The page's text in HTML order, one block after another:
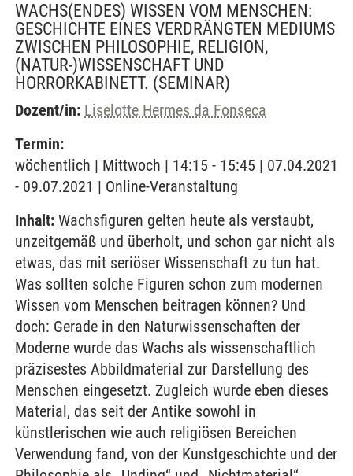
WACHS(ENDES) WISSEN VOM MENSCHEN:
GESCHICHTE EINES VERDRÄNGTEN MEDIUMS
ZWISCHEN PHILOSOPHIE, RELIGION,
(NATUR-)WISSENSCHAFT UND
HORRORKABINETT. (SEMINAR)
Dozent/in: Liselotte Hermes da Fonseca
Termin:
wöchentlich | Mittwoch | 14:15 - 15:45 | 07.04.2021
- 09.07.2021 | Online-Veranstaltung
Inhalt: Wachsfiguren gelten heute als verstaubt,
unzeitgemäß und überholt, und schon gar nicht als
etwas, das mit seriöser Wissenschaft zu tun hat.
Was sollten solche Figuren schon zum modernen
Wissen vom Menschen beitragen können? Und
doch: Gerade in den Naturwissenschaften der
Moderne wurde das Wachs als wissenschaftlich
präzisestes Abbildmaterial zur Darstellung des
Menschen eingesetzt. Zugleich wurde eben dieses
Material, das seit der Antike sowohl in
künstlerischen wie auch religiösen Bereichen
Verwendung fand, von der Kunstgeschichte und der